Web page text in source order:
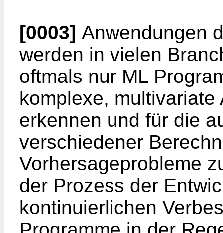
[0003] Anwendungen
werden in vielen
oftmals nur ML
komplexe,
erkennen und für die
verschiedener
Vorhersageprobleme
der Prozess der
kontinuierlichen